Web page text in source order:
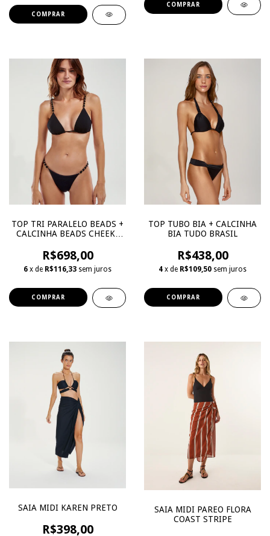
COMPRAR
TOP TRI PARALELO BEADS +
CALCINHA BEADS CHEEKY
R$698,00
6 x de R$116,33 sem juros
COMPRAR
TOP TUBO BIA + CALCINHA
BIA TUDO BRASIL
R$438,00
4 x de R$109,50 sem juros
COMPRAR
SAIA MIDI KAREN PRETO
R$398,00
SAIA MIDI PAREO FLORA
COAST STRIPE